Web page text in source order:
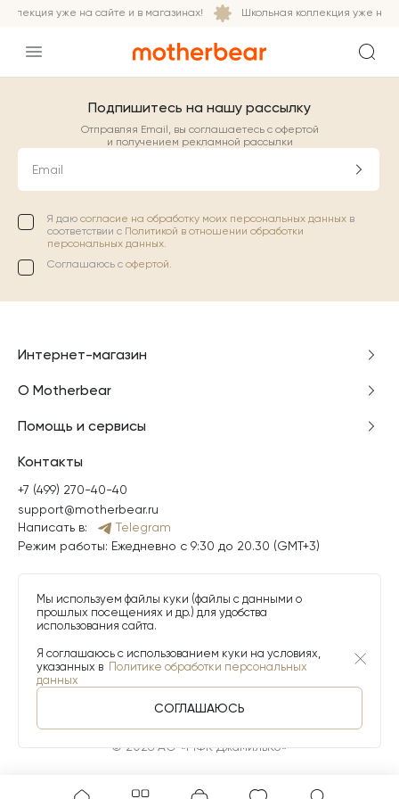
уже на сайте и в магазинах! Школьная коллекция уже на
Подпишитесь на нашу рассылку
Отправляя Email, вы соглашаетесь с офертой
и получением рекламной рассылки
Email
Я даю согласие на обработку моих персональных данных в
соответствии с Политикой в отношении обработки
персональных данных.
Соглашаюсь с офертой.
Интернет-магазин
О Motherbear
Помощь и сервисы
Контакты
+7 (499) 270-40-40
support@motherbear.ru
Написать в:
Telegram
Режим работы: Ежедневно с 9:30 до 20.30 (GMT+3)
© 2026 АО «МФК ДжамильКо»
Мы используем файлы куки (файлы с данными о
прошлых посещениях и др.) для удобства
использования сайта.
Я соглашаюсь с использованием куки на условиях,
указанных в Политике обработки персональных
данных
СОГЛАШАЮСЬ